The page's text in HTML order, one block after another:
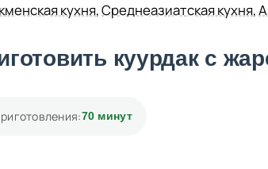
кухня,Среднеазиатская кухня,
куурдак с
70 минут